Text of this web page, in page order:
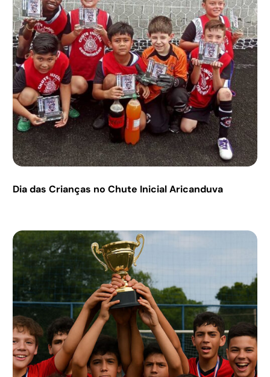
Dia das Crianças no Chute Inicial Aricanduva